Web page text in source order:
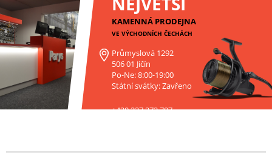
KAMENNÁ PRODEJNA
VE VÝCHODNÍCH ČECHÁCH
Průmyslová 1292
506 01 Jičín
Po-Ne: 8:00-19:00
Státní svátky: Zavřeno
+420 227 272 797